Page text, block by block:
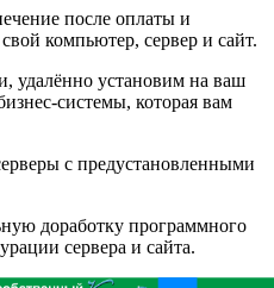
после оплаты и
компьютер, сервер и сайт.
удалённо установим на ваш
системы, которая вам
с предустановленными
доработку программного
сервера и сайта.